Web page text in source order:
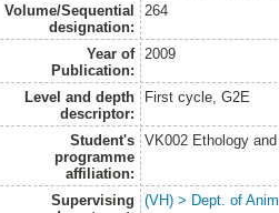
Volume/Sequential
designation:
264
Year of
Publication:
2009
Level and depth
descriptor:
First cycle, G2E
Student's
programme
affiliation:
VK002 Ethology
Supervising
(VH) > Dept. of